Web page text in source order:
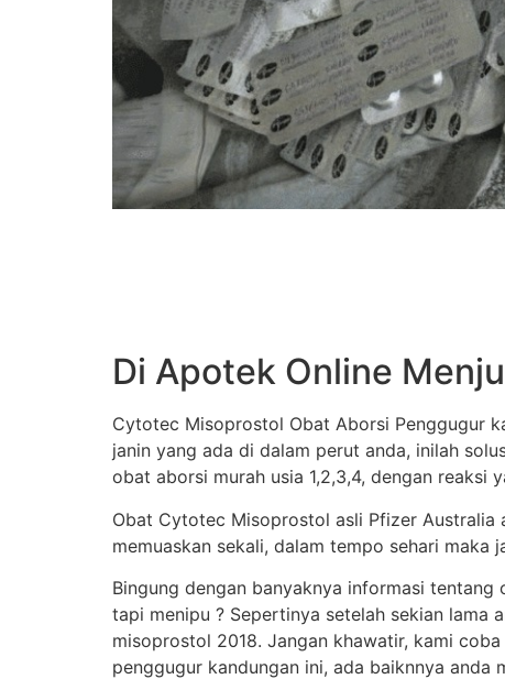
Di Apotek Online
Cytotec Misoprostol Obat Aborsi Penggugur
janin yang ada di dalam perut anda, inilah
obat aborsi murah usia 1,2,3,4, dengan reaksi
Obat Cytotec Misoprostol asli Pfizer
memuaskan sekali, dalam tempo sehari maka
Bingung dengan banyaknya informasi
tapi menipu ? Sepertinya setelah sekian lama
misoprostol 2018. Jangan khawatir, kami
penggugur kandungan ini, ada baiknnya anda